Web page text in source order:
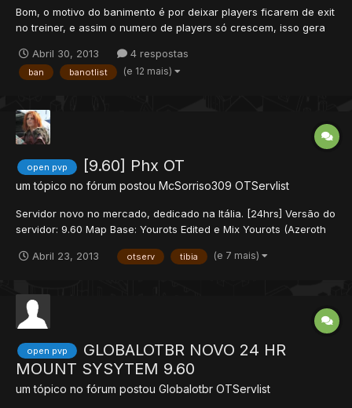
Bom, o motivo do banimento é por deixar players ficarem de exit
no treiner, e assim o numero de players só crescem, isso gera
do seu ot, em data\creaturescripts\scripts e crie um bloco de
notas, renomeie-o para idle.lua e cole isso...
Abril 30, 2013 4 respostas
ban banotlist (e 12 mais)
open pvp [9.60] Phx OT
um tópico no fórum postou McSorriso309 OTServlist
Servidor novo no mercado, dedicado na Itália. [24hrs] Versão do
servidor: 9.60 Map Base: Yourots Edited e Mix Yourots (Azeroth
phxot.sytes.net ]________________________[ Informations: • Exp
Abril 23, 2013 otserv tibia (e 7 mais)
open pvp
GLOBALOTBR NOVO 24 HR
MOUNT SYSYTEM 9.60
um tópico no fórum postou Globalotbr OTServlist